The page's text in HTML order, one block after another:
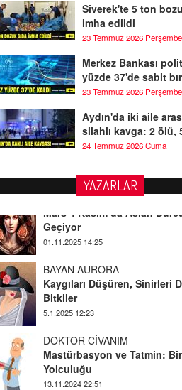
Siverek'te 5 ton
imha edildi
23 Temmuz 2026 Perşembe
Merkez Bankası
yüzde 37'de sabit
23 Temmuz 2026 Perşembe
Aydın'da iki aile
silahlı kavga: 2 ölü,
24 Temmuz 2026 Cuma
YAZARLAR
BAYAN AURORA
Kaygıları Düşüren, Sinirleri
5.1.2025 12:23
DOKTOR CİVANIM
Mastürbasyon ve Tatmin: Bir
13.11.2024 22:51
ALİ EFENDİ
Adana At Yarışı Tahminleri |